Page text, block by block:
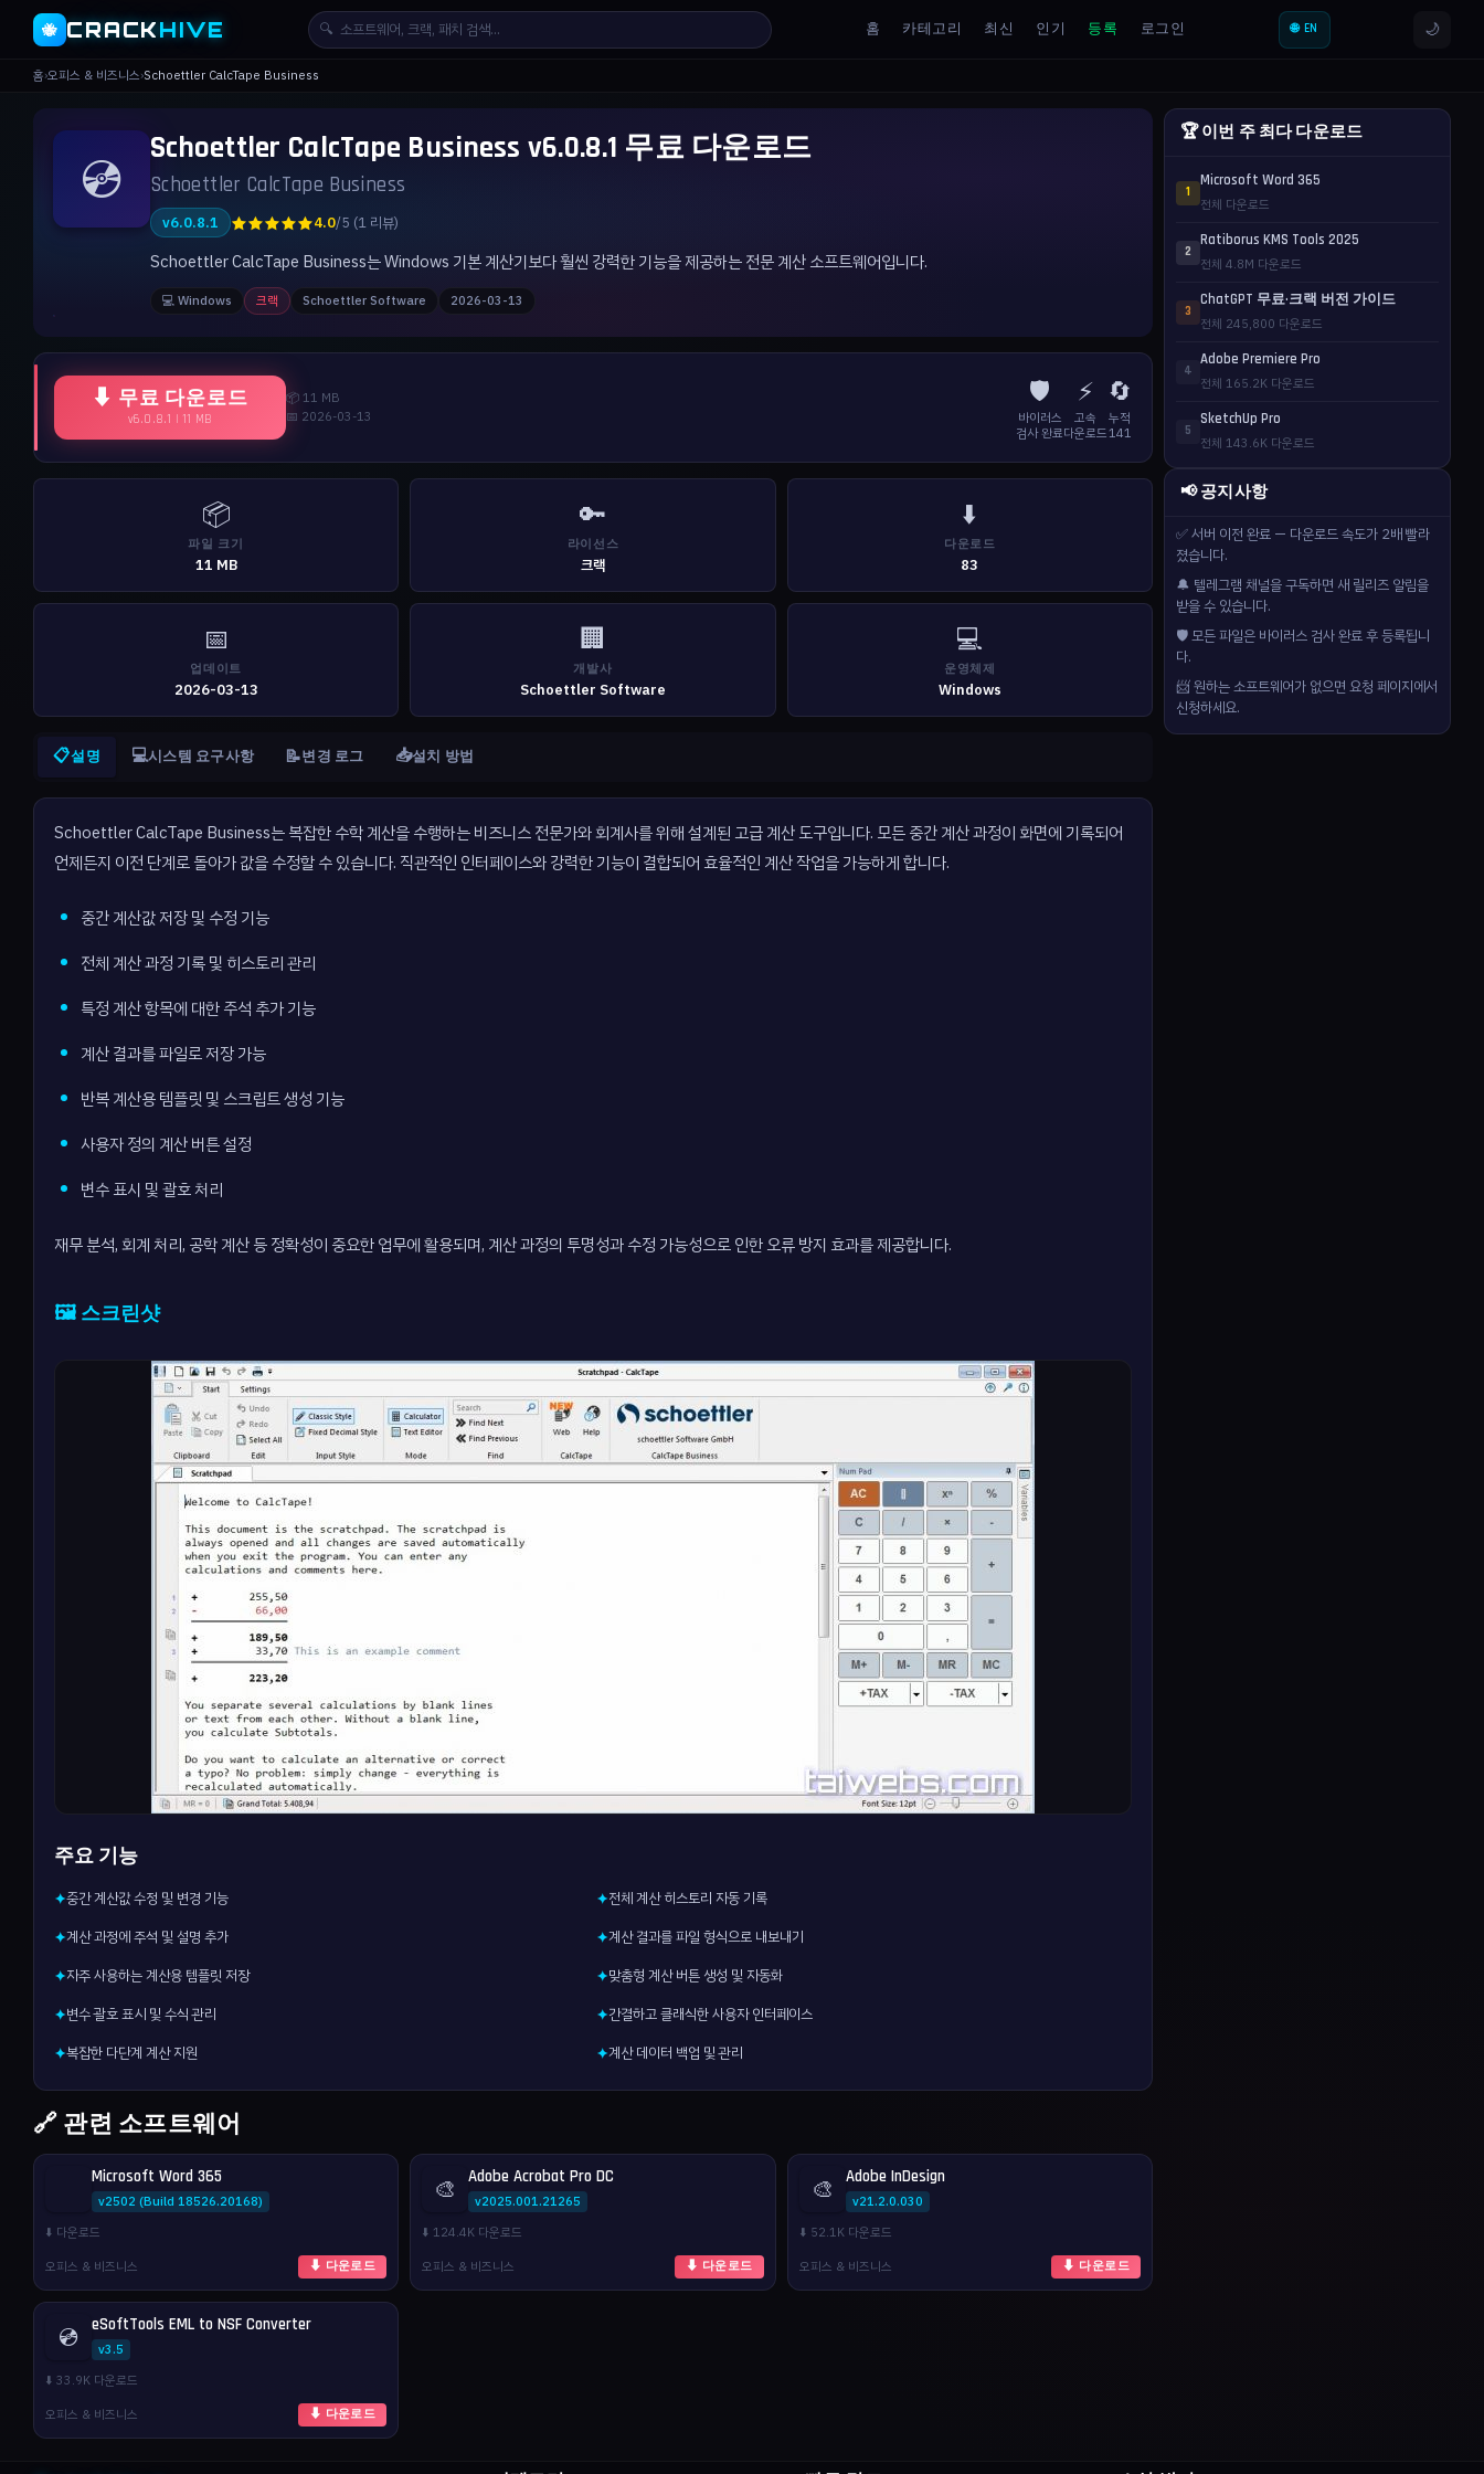
🐝 CRACKHIVE 🔍 홈 카테고리 최신 인기 등록 로그인 🌐 EN 🌙
홈›오피스 & 비즈니스›Schoettler CalcTape Business
💿 Schoettler CalcTape Business v6.0.8.1 무료 다운로드
Schoettler CalcTape Business
v6.0.8.1 ★★★★★4.0/5 (1 리뷰)
Schoettler CalcTape Business는 Windows 기본 계산기보다 훨씬 강력한 기능을 제공하는 전문 계산 소프트웨어입니다.
💻 Windows 크랙 Schoettler Software 2026-03-13
⬇ 무료 다운로드
v6.0.8.1 | 11 MB
📦 11 MB
📅 2026-03-13
🛡️
바이러스
검사 완료
⚡
고속
다운로드
🔄
누적
141
📦
파일 크기
11 MB
🔑
라이선스
크랙
⬇️
다운로드
83
📅
업데이트
2026-03-13
🏢
개발사
Schoettler Software
💻
운영체제
Windows
📋설명 💻시스템 요구사항 📝변경 로그 📥설치 방법
Schoettler CalcTape Business는 복잡한 수학 계산을 수행하는 비즈니스 전문가와 회계사를 위해 설계된 고급 계산 도구입니다. 모든 중간 계산 과정이 화면에 기록되어
언제든지 이전 단계로 돌아가 값을 수정할 수 있습니다. 직관적인 인터페이스와 강력한 기능이 결합되어 효율적인 계산 작업을 가능하게 합니다.
중간 계산값 저장 및 수정 기능
전체 계산 과정 기록 및 히스토리 관리
특정 계산 항목에 대한 주석 추가 기능
계산 결과를 파일로 저장 가능
반복 계산용 템플릿 및 스크립트 생성 기능
사용자 정의 계산 버튼 설정
변수 표시 및 괄호 처리
재무 분석, 회계 처리, 공학 계산 등 정확성이 중요한 업무에 활용되며, 계산 과정의 투명성과 수정 가능성으로 인한 오류 방지 효과를 제공합니다.
🖼️ 스크린샷
주요 기능
✦중간 계산값 수정 및 변경 기능 ✦전체 계산 히스토리 자동 기록
✦계산 과정에 주석 및 설명 추가 ✦계산 결과를 파일 형식으로 내보내기
✦자주 사용하는 계산용 템플릿 저장 ✦맞춤형 계산 버튼 생성 및 자동화
✦변수 괄호 표시 및 수식 관리 ✦간결하고 클래식한 사용자 인터페이스
✦복잡한 다단계 계산 지원 ✦계산 데이터 백업 및 관리
🔗 관련 소프트웨어
Microsoft Word 365
v2502 (Build 18526.20168)
⬇️ 다운로드
오피스 & 비즈니스
⬇ 다운로드
🎨 Adobe Acrobat Pro DC
v2025.001.21265
⬇️ 124.4K 다운로드
오피스 & 비즈니스
⬇ 다운로드
🎨 Adobe InDesign
v21.2.0.030
⬇️ 52.1K 다운로드
오피스 & 비즈니스
⬇ 다운로드
💿 eSoftTools EML to NSF Converter
v3.5
⬇️ 33.9K 다운로드
오피스 & 비즈니스
⬇ 다운로드
🏆 이번 주 최다 다운로드
1
Microsoft Word 365
전체 다운로드
2
Ratiborus KMS Tools 2025
전체 4.8M 다운로드
3
ChatGPT 무료·크랙 버전 가이드
전체 245,800 다운로드
4
Adobe Premiere Pro
전체 165.2K 다운로드
5
SketchUp Pro
전체 143.6K 다운로드
📢 공지사항
✅ 서버 이전 완료 — 다운로드 속도가 2배 빨라
졌습니다.
🔔 텔레그램 채널을 구독하면 새 릴리즈 알림을
받을 수 있습니다.
🛡️ 모든 파일은 바이러스 검사 완료 후 등록됩니
다.
📨 원하는 소프트웨어가 없으면 요청 페이지에서
신청하세요.